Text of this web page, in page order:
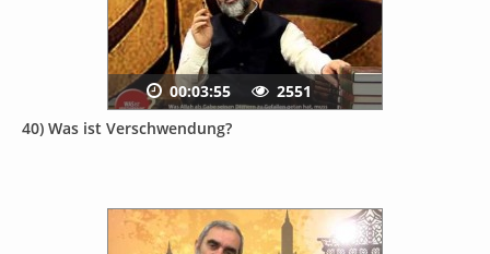
40) Was ist Verschwendung?
00:03:55 2551